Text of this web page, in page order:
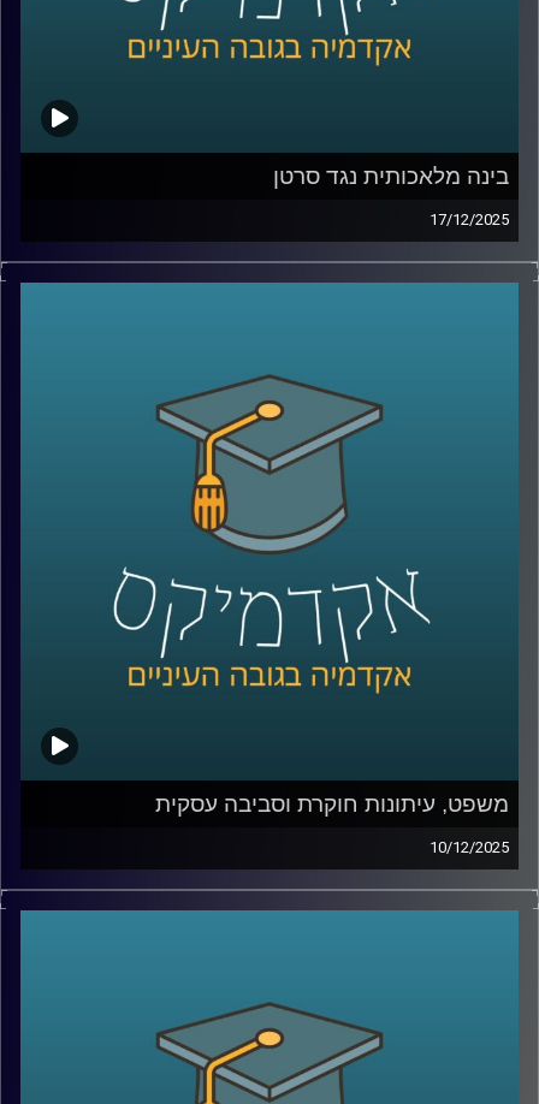
חלל שבוחנים את כדור הארץ מגובה של מאות קילומטרים,
כולל ניסויי החלל עם אילן רמון ז״ל ואיתן סטיבה. נדבר על מה
בעולם של חוסר ודאות, ומה התפקיד של ישראל, האקדמיה
והדור הצעיר בעשור הקרוב.
קרדיט תמונות:AudioVersity
בינה מלאכותית נגד סרטן
17/12/2025
בפרק הזה אנחנו יוצאים למסע מרתק אל אחד התחומים
המתקדמים ביותר בעולם הרפואה, חקר הגנום והביולוגיה
עשויה לשנות לחלוטין את הדרך שבה נאבחן ונעקוב אחרי
מחלות? ואיך פרויקט בינלאומי אדיר, שחקר את הגנומים של
סוגי סרטן שונים מכל העולם, יכול להציל חיים בעתיד הקרוב?
איתנו באולפן ד”ר מילאנה פרנקל־מורגנשטרן, מרצה בכירה
במכון סקוג’ן לביולוגיה סינתטית באוניברסיטת רייכמן, מומחית
בעלת שם עולמי בגנומיקה וביולוגיה חישובית, שחתומה על
משלבת מדע, טכנולוגיה וחדשנות רפואית ומביאה איתה חזון
ברור לעתיד שבו רפואה מותאמת אישית תהיה חלק מהמציאות
קרדיט תמונות:AudioVersity
משפט, עיתונות חוקרת וסביבה עסקית
10/12/2025
לפעמים, הסיפורים הגדולים ביותר על אחריות תאגידית
מתחילים במסמך משפטי.
היא משתמשת בייצור טפלון עלול לגרום למומים מולדים
ולזהם מקורות מים. במקום לעצור, היא הכפילה את הייצור.
הסיפור הזה, שנחשף שנים אחר כך בזכות אלפי מסמכים